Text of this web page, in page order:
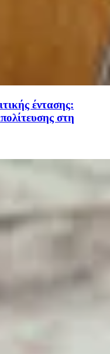
έντασης:
στη